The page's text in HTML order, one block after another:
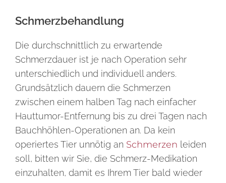
Schmerzbehandlung
Die durchschnittlich zu erwartende
Schmerzdauer ist je nach Operation sehr
unterschiedlich und individuell anders.
Grundsätzlich dauern die Schmerzen
zwischen einem halben Tag nach einfacher
Hauttumor-Entfernung bis zu drei Tagen nach
Bauchhöhlen-Operationen an. Da kein
operiertes Tier unnötig an Schmerzen leiden
soll, bitten wir Sie, die Schmerz-Medikation
einzuhalten, damit es Ihrem Tier bald wieder